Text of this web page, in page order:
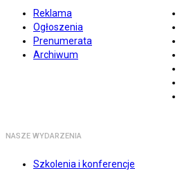
Reklama
Ogłoszenia
Prenumerata
Archiwum
NASZE WYDARZENIA
Szkolenia i konferencje